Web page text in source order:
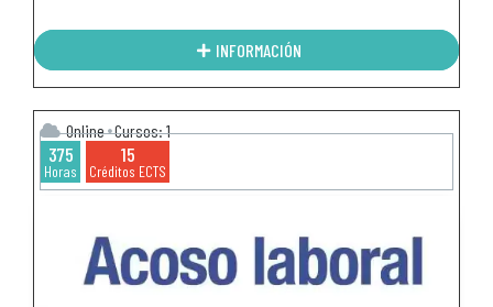
INFORMACIÓN
Online Cursos: 1
375
Horas
15
Créditos ECTS